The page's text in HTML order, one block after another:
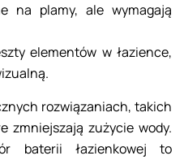
na plamy, ale wymagają
elementów w łazience,
rozwiązaniach, takich
zmniejszają zużycie wody.
baterii łazienkowej to